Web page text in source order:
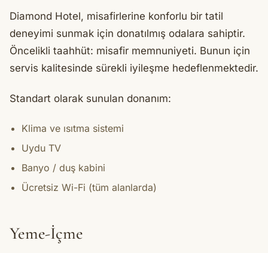
Diamond Hotel, misafirlerine konforlu bir tatil
deneyimi sunmak için donatılmış odalara sahiptir.
Öncelikli taahhüt: misafir memnuniyeti. Bunun için
servis kalitesinde sürekli iyileşme hedeflenmektedir.
Standart olarak sunulan donanım:
Klima ve ısıtma sistemi
Uydu TV
Banyo / duş kabini
Ücretsiz Wi-Fi (tüm alanlarda)
Yeme-İçme